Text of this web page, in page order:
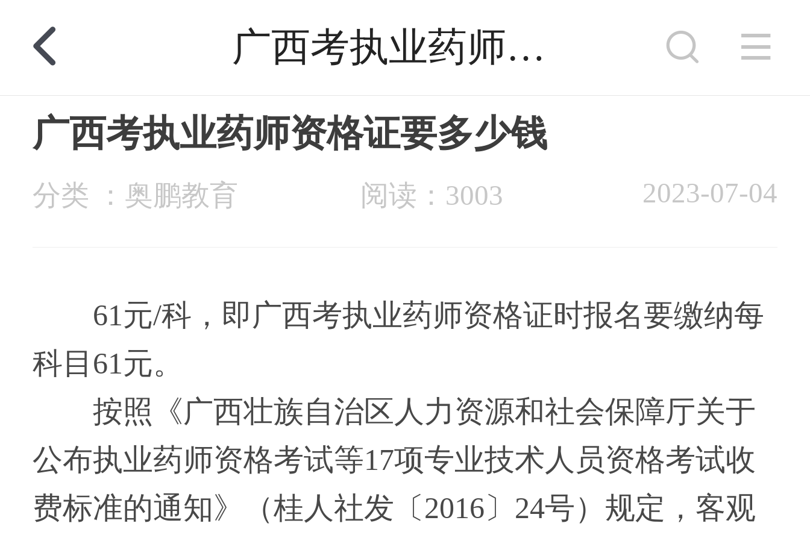
广西考执业药师资格证要多少钱
广西考执业药师资格证要多少钱
分类 ：奥鹏教育 2023-07-04
阅读：3003
61元/科，即广西考执业药师资格证时报名要缴纳每
科目61元。
按照《广西壮族自治区人力资源和社会保障厅关于
公布执业药师资格考试等17项专业技术人员资格考试收
费标准的通知》（桂人社发〔2016〕24号）规定，客观